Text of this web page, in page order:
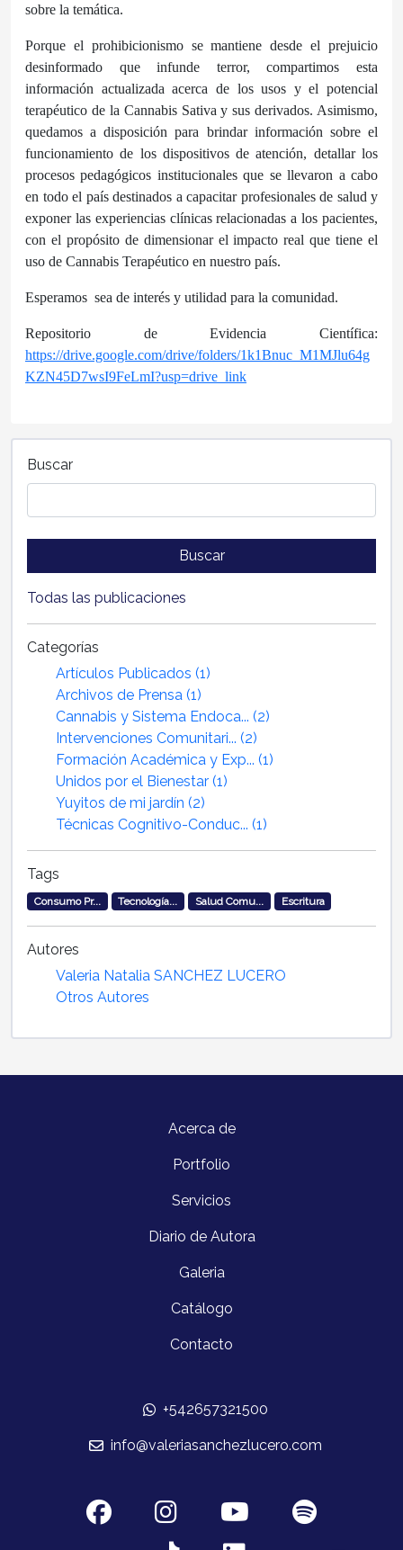
sobre la temática.
Porque el prohibicionismo se mantiene desde el prejuicio
desinformado que infunde terror, compartimos esta
información actualizada acerca de los usos y el potencial
terapéutico de la Cannabis Sativa y sus derivados. Asimismo,
quedamos a disposición para brindar información sobre el
funcionamiento de los dispositivos de atención, detallar los
procesos pedagógicos institucionales que se llevaron a cabo
en todo el país destinados a capacitar profesionales de salud y
exponer las experiencias clínicas relacionadas a los pacientes,
con el propósito de dimensionar el impacto real que tiene el
uso de Cannabis Terapéutico en nuestro país.
Esperamos sea de interés y utilidad para la comunidad.
Repositorio de Evidencia Científica:
https://drive.google.com/drive/folders/1k1Bnuc_M1MJlu64g
KZN45D7wsI9FeLmI?usp=drive_link
Buscar
Buscar
Todas las publicaciones
Categorías
Artículos Publicados (1)
Archivos de Prensa (1)
Cannabis y Sistema Endoca... (2)
Intervenciones Comunitari... (2)
Formación Académica y Exp... (1)
Unidos por el Bienestar (1)
Yuyitos de mi jardín (2)
Técnicas Cognitivo-Conduc... (1)
Tags
Consumo Pr... Tecnología... Salud Comu... Escritura
Autores
Valeria Natalia SANCHEZ LUCERO
Otros Autores
Acerca de
Portfolio
Servicios
Diario de Autora
Galeria
Catálogo
Contacto
+542657321500
info@valeriasanchezlucero.com